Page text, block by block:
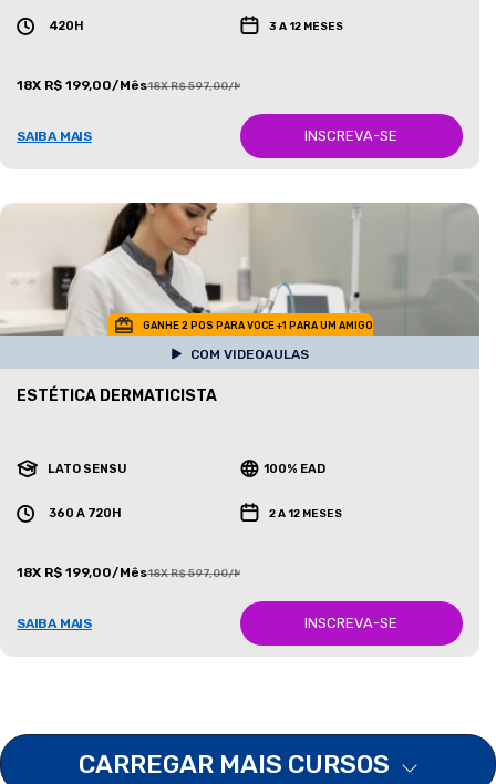
420H 3 A 12 MESES
18X R$ 199,00/Mês18X R$ 597,00/Mês
SAIBA MAIS INSCREVA-SE
GANHE 2 POS PARA VOCE +1 PARA UM AMIGO
COM VIDEOAULAS
ESTÉTICA DERMATICISTA
LATO SENSU 100% EAD
360 A 720H 2 A 12 MESES
18X R$ 199,00/Mês18X R$ 597,00/Mês
SAIBA MAIS INSCREVA-SE
CARREGAR MAIS CURSOS